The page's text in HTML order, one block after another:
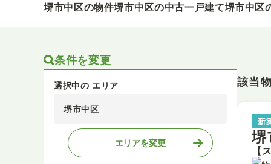
堺市中区の物件堺市中区の中古一戸建て堺市中区
条件を変更
選択中の エリア
堺市中区
エリアを変更
該当
新